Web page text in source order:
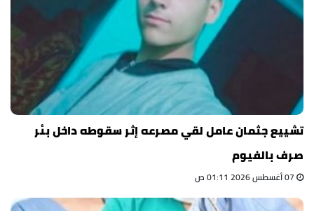
تشييع جثمان عامل لقي مصرعه إثر سقوطه داخل بئر
صرف بالفيوم